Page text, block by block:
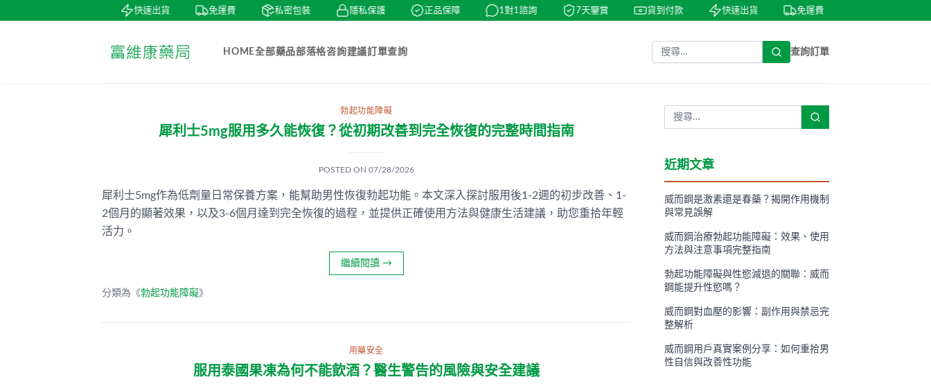
快速出貨 免運費 私密包裝 隱私保護 正品保障 1對1諮詢 7天鑒賞 貨到付款 快速出貨 免運費
HOME全部藥品部落格咨詢建議訂單查詢 查詢訂單
勃起功能障礙
犀利士5mg服用多久能恢復？從初期改善到完全恢復的完整時間指南
POSTED ON 07/28/2026
犀利士5mg作為低劑量日常保養方案，能幫助男性恢復勃起功能。本文深入探討服用後1-2週的初步改善、1-
2個月的顯著效果，以及3-6個月達到完全恢復的過程，並提供正確使用方法與健康生活建議，助您重拾年輕
活力。
繼續閱讀 →
分類為《勃起功能障礙》
用藥安全
服用泰國果凍為何不能飲酒？醫生警告的風險與安全建議
近期文章
威而鋼是激素還是春藥？揭開作用機制
與常見誤解
威而鋼治療勃起功能障礙：效果、使用
方法與注意事項完整指南
勃起功能障礙與性慾減退的關聯：威而
鋼能提升性慾嗎？
威而鋼對血壓的影響：副作用與禁忌完
整解析
威而鋼用戶真實案例分享：如何重拾男
性自信與改善性功能